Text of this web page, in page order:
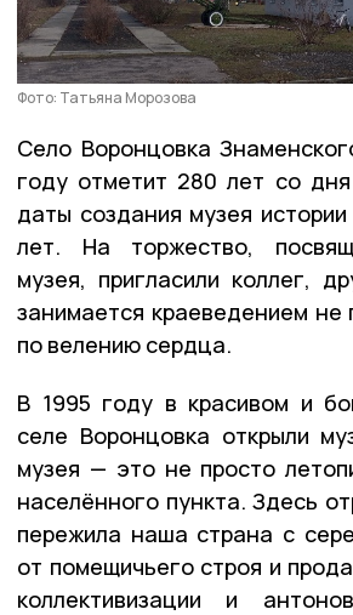
Фото: Татьяна Морозова
Село Воронцовка
году отметит 280 лет со
даты создания музея
лет. На торжество,
музея, пригласили коллег,
занимается краеведением не
по велению сердца.
В 1995 году в красивом и
селе Воронцовка открыли
музея — это не просто
населённого пункта. Здесь
пережила наша страна с
от помещичьего строя и
коллективизации и